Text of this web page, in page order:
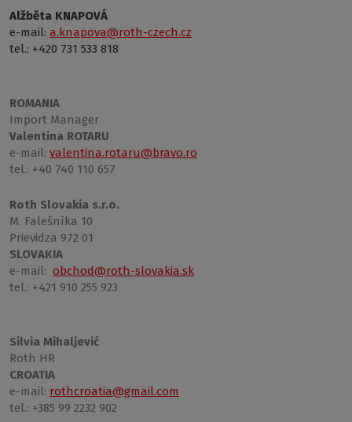
Alžběta KNAPOVÁ
e-mail: a.knapova@roth-czech.cz
tel.: +420 731 533 818
ROMANIA
Import Manager
Valentina ROTARU
e-mail: valentina.rotaru@bravo.ro
tel.: +40 740 110 657
Roth Slovakia s.r.o.
M. Falešníka 10
Prievidza 972 01
SLOVAKIA
e-mail: obchod@roth-slovakia.sk
tel.: +421 910 255 923
Silvia Mihaljević
Roth HR
CROATIA
e-mail: rothcroatia@gmail.com
tel.: +385 99 2232 902